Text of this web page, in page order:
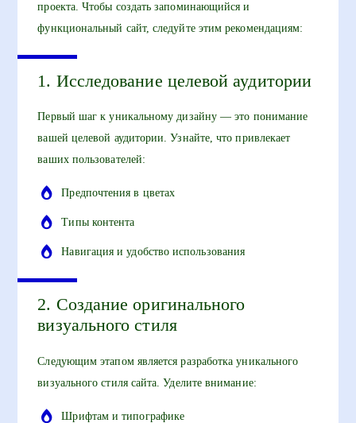
проекта. Чтобы создать запоминающийся и
функциональный сайт, следуйте этим рекомендациям:
1. Исследование целевой аудитории
Первый шаг к уникальному дизайну — это понимание
вашей целевой аудитории. Узнайте, что привлекает
ваших пользователей:
Предпочтения в цветах
Типы контента
Навигация и удобство использования
2. Создание оригинального
визуального стиля
Следующим этапом является разработка уникального
визуального стиля сайта. Уделите внимание:
Шрифтам и типографике